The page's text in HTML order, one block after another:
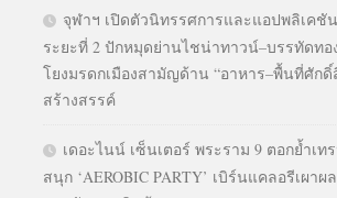
จุฬาฯ เปิดตัวนิทรรศการและแอปพลิเคชัน
ระยะที่ 2 ปักหมุดย่านไชน่าทาวน์–บรรทัดทอ
โยงมรดกเมืองสามัญด้าน “อาหาร–พื้นที่ศักดิ์
สร้างสรรค์
เดอะไนน์ เซ็นเตอร์ พระราม 9 ตอกย้ำเ
สนุก ‘AEROBIC PARTY’ เบิร์นแคลอรีเผา